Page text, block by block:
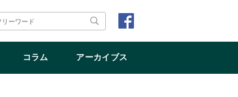
コラム アーカイブス